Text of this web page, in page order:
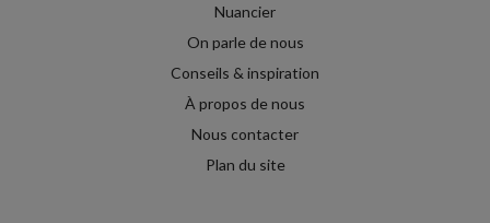
Nuancier
On parle de nous
Conseils & inspiration
À propos de nous
Nous contacter
Plan du site